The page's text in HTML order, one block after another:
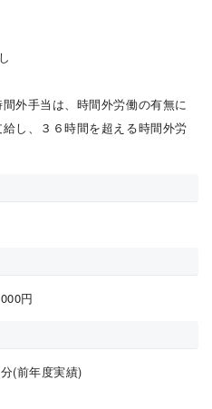
外手当は、時間外労働の有無に
し、３６時間を超える時間外労
円
(前年度実績)